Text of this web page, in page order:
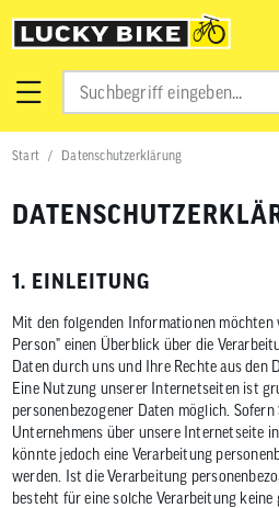
Start Datenschutzerklärung
1. EINLEITUNG
Mit den folgenden Informationen
Person" einen Überblick über die
Daten durch uns und Ihre Rechte aus den
Eine Nutzung unserer Internetseiten ist
personenbezogener Daten möglich.
Unternehmens über unsere Internetseite
könnte jedoch eine Verarbeitung
werden. Ist die Verarbeitung
besteht für eine solche Verarbeitung